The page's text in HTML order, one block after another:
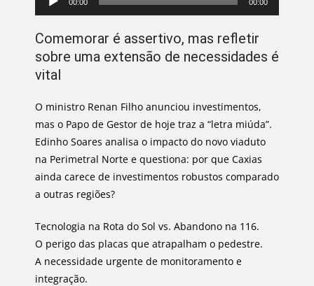
de
áudio
00:00 00:00
Comemorar é assertivo, mas refletir
sobre uma extensão de necessidades é
vital
O ministro Renan Filho anunciou investimentos,
mas o Papo de Gestor de hoje traz a “letra miúda”.
Edinho Soares analisa o impacto do novo viaduto
na Perimetral Norte e questiona: por que Caxias
ainda carece de investimentos robustos comparado
a outras regiões?
Tecnologia na Rota do Sol vs. Abandono na 116.
O perigo das placas que atrapalham o pedestre.
A necessidade urgente de monitoramento e
integração.